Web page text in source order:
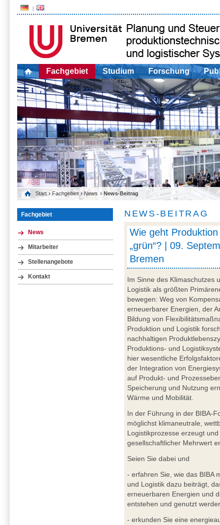
Fachgebiet Studium Forschung
Start › Fachgebiet › News › News-Beitrag
Fachgebiet
News
Mitarbeiter
Stellenangebote
Kontakt
NEWS-BEITRAG
Wie geht
„grün“? | 09.
Bremen
Im Sinne des Klimaschutzes
Logistik als größten
bewegen: Weg von
erneuerbarer Energien, der
Bildung von
Produktion und Logistik
nachhaltigen
Produktions- und
hier wesentliche
der Integration von
auf Produkt- und
Speicherung und Nutzung
Wärme und Mobilität.
In der Führung in der BIBA-
möglichst klimaneutrale,
Logistikprozesse erzeugt
gesellschaftlicher Mehrwert
Seien Sie dabei und
- erfahren Sie, wie das BIBA
und Logistik dazu beiträgt,
erneuerbaren Energien und
entstehen und genutzt
- erkunden Sie eine